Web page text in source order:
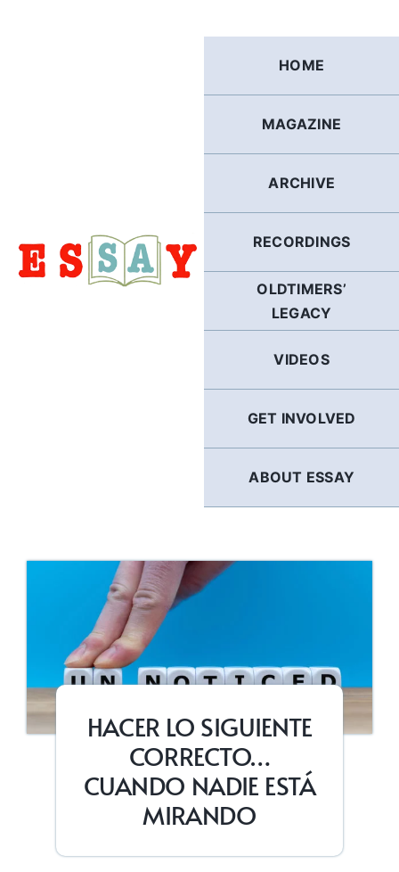
HOME
MAGAZINE
ARCHIVE
RECORDINGS
OLDTIMERS’
LEGACY
VIDEOS
GET INVOLVED
ABOUT ESSAY
HACER LO SIGUIENTE
CORRECTO…
CUANDO NADIE ESTÁ
MIRANDO